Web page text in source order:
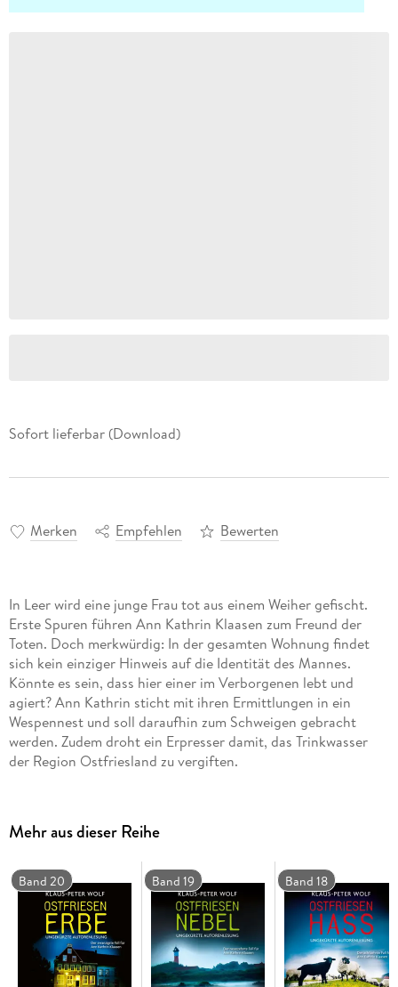
Sofort lieferbar (Download)
Merken Empfehlen Bewerten
In Leer wird eine junge Frau tot aus einem Weiher gefischt.
Erste Spuren führen Ann Kathrin Klaasen zum Freund der
Toten. Doch merkwürdig: In der gesamten Wohnung findet
sich kein einziger Hinweis auf die Identität des Mannes.
Könnte es sein, dass hier einer im Verborgenen lebt und
agiert? Ann Kathrin sticht mit ihren Ermittlungen in ein
Wespennest und soll daraufhin zum Schweigen gebracht
werden. Zudem droht ein Erpresser damit, das Trinkwasser
Bestseller-Autor Klaus-Peter Wolf spricht den härtesten Fall
der beliebten Nordsee-Kommissarin mit seinem besonderen
Charme und ist auf diese Weise seinen Figuren so nah wie
keiner sonst.
Das gleichnamige Buch ist im Fischer Taschenbuch Verlag
Mehr aus dieser Reihe
Band 20 Band 19 Band 18